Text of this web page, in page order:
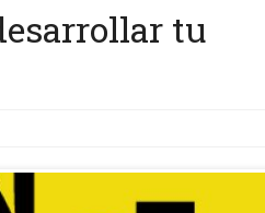
tu